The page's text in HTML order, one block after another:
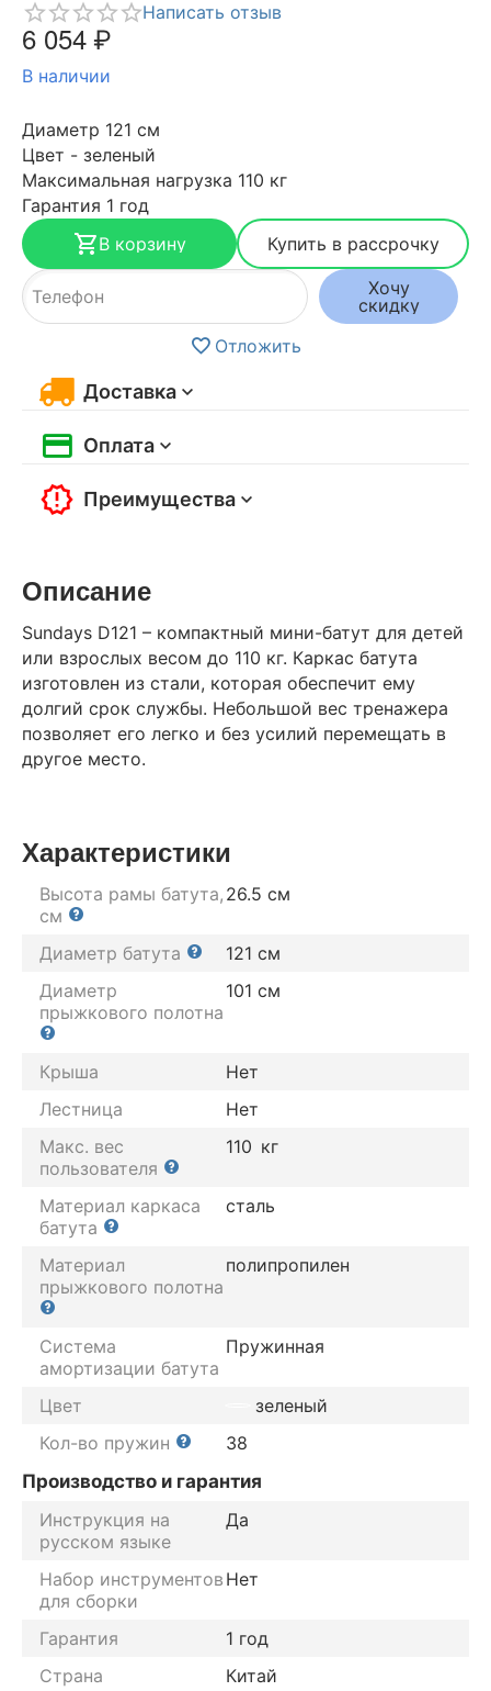
Написать отзыв
6 054₽
В наличии
Диаметр 121 см
Цвет - зеленый
Максимальная нагрузка 110 кг
Гарантия 1 год
В корзину
Купить в рассрочку
Хочу
скидку
Отложить
Доставка
Оплата
Преимущества
Описание
Sundays D121 – компактный мини-батут для детей
или взрослых весом до 110 кг. Каркас батута
изготовлен из стали, которая обеспечит ему
долгий срок службы. Небольшой вес тренажера
позволяет его легко и без усилий перемещать в
другое место.
Характеристики
Высота рамы батута,
см
26.5 см
Диаметр батута
121 см
Диаметр
прыжкового полотна
101 см
Крыша
Нет
Лестница
Нет
Макс. вес
пользователя
110 кг
Материал каркаса
батута
сталь
Материал
прыжкового полотна
полипропилен
Система
амортизации батута
Пружинная
Цвет
зеленый
Кол-во пружин
38
Производство и гарантия
Инструкция на
русском языке
Да
Набор инструментов
для сборки
Нет
Гарантия
1 год
Страна
Китай